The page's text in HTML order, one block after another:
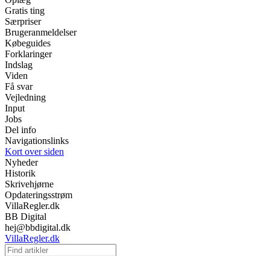
Gratis ting
Særpriser
Brugeranmeldelser
Købeguides
Forklaringer
Indslag
Viden
Få svar
Vejledning
Input
Jobs
Del info
Navigationslinks
Kort over siden
Nyheder
Historik
Skrivehjørne
Opdateringsstrøm
VillaRegler.dk
BB Digital
hej@bbdigital.dk
VillaRegler.dk